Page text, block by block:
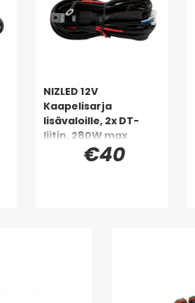
NIZLED 12V
Kaapelisarja
lisävaloille, 2x DT-
liitin, 280W max
€40